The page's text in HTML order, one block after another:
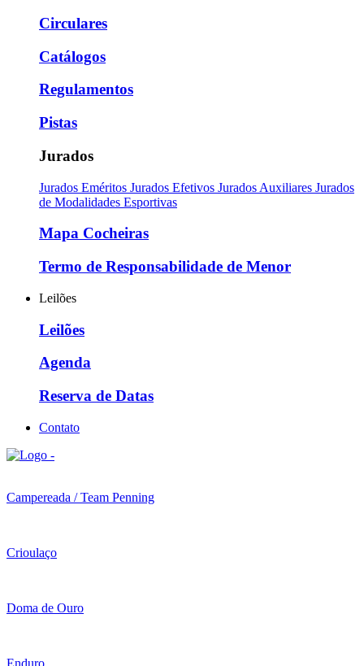
Circulares
Catálogos
Regulamentos
Pistas
Jurados
Jurados Eméritos Jurados Efetivos Jurados Auxiliares Jurados
de Modalidades Esportivas
Mapa Cocheiras
Termo de Responsabilidade de Menor
Leilões
Leilões
Agenda
Reserva de Datas
Contato
Campereada / Team Penning
Crioulaço
Doma de Ouro
Enduro